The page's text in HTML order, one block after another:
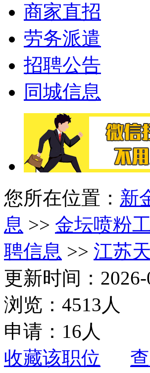
商家直招
劳务派遣
招聘公告
同城信息
您所在位置： 新
息 >> 金坛喷粉
聘信息 >> 江苏
更新时间：2026-
浏览：4513人
申请：16人
收藏该职位